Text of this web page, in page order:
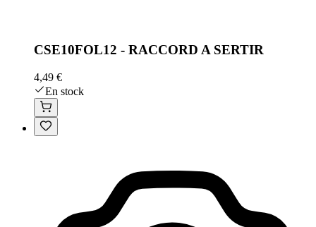
CSE10FOL12 - RACCORD A SERTIR
4,49 €
En stock